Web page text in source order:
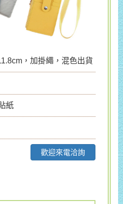
，加掛繩，混色出貨
紙
歡迎來電洽詢